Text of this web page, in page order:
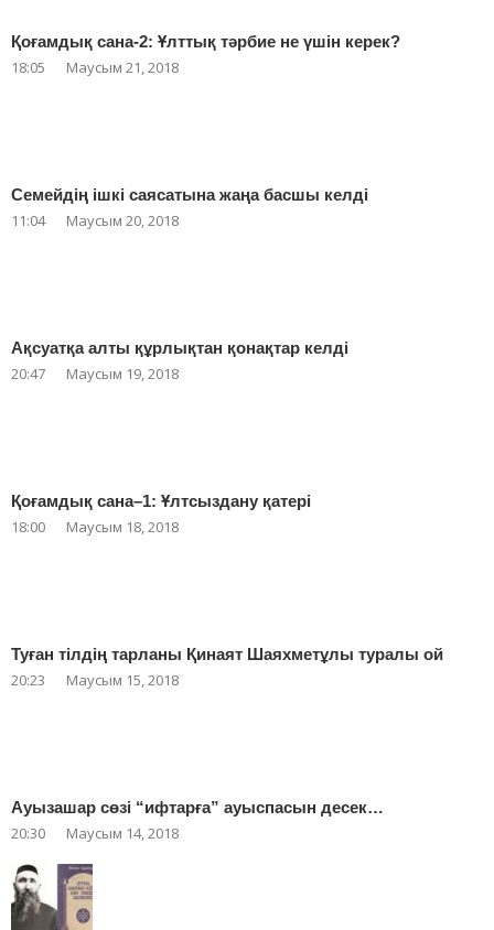
Қоғамдық сана-2: Ұлттық тәрбие не үшін керек?
18:05 Маусым 21, 2018
Семейдің ішкі саясатына жаңа басшы келді
11:04 Маусым 20, 2018
Ақсуатқа алты құрлықтан қонақтар келді
20:47 Маусым 19, 2018
Қоғамдық сана–1: Ұлтсыздану қатері
18:00 Маусым 18, 2018
Туған тілдің тарланы Қинаят Шаяхметұлы туралы ой
20:23 Маусым 15, 2018
Ауызашар сөзі “ифтарға” ауыспасын десек…
20:30 Маусым 14, 2018